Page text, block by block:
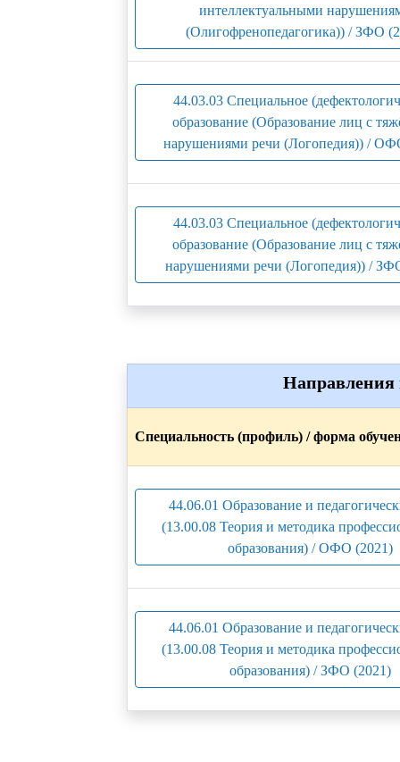
интеллектуальными
(Олигофренопедагогика)) / ЗФО
44.03.03 Специальное
образование (Образование лиц с
нарушениями речи (Логопедия)) /
44.03.03 Специальное
образование (Образование лиц с
нарушениями речи (Логопедия)) /
Направления
Специальность (профиль) / форма
44.06.01 Образование и
(13.00.08 Теория и методика
образования) / ОФО (2021)
44.06.01 Образование и
(13.00.08 Теория и методика
образования) / ЗФО (2021)